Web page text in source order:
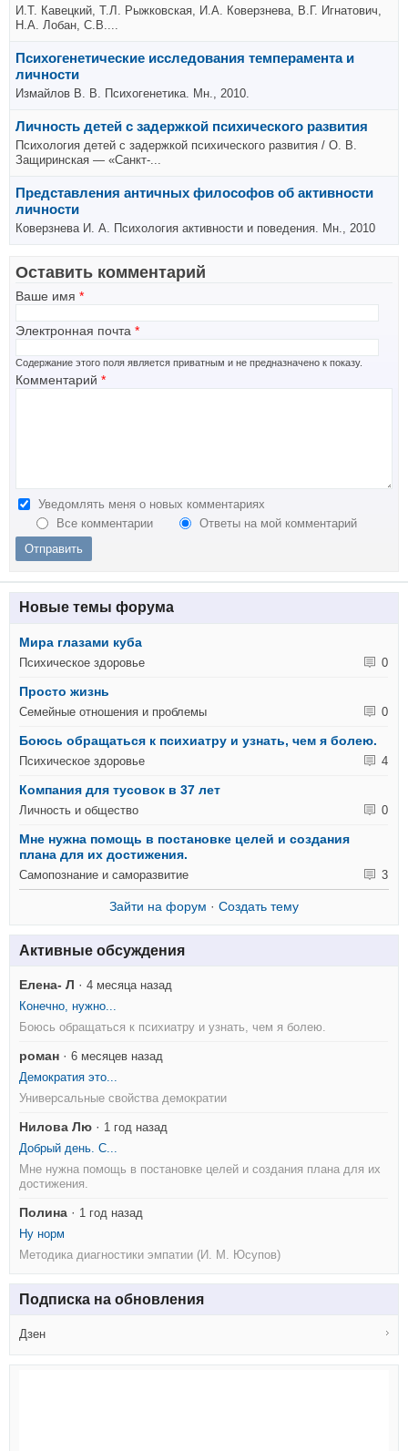
И.Т. Кавецкий, Т.Л. Рыжковская, И.А. Коверзнева, В.Г. Игнатович,
Н.А. Лобан, С.В....
Психогенетические исследования темперамента и
личности
Измайлов В. В. Психогенетика. Мн., 2010.
Личность детей с задержкой психического развития
Психология детей c задержкой психического развития / О. В.
Защиринская — «Санкт-...
Представления античных философов об активности
личности
Коверзнева И. А. Психология активности и поведения. Мн., 2010
Оставить комментарий
Ваше имя *
Электронная почта *
Содержание этого поля является приватным и не предназначено к показу.
Комментарий *
Уведомлять меня о новых комментариях
Все комментарии
Ответы на мой комментарий
Новые темы форума
Мира глазами куба
Психическое здоровье 0
Просто жизнь
Семейные отношения и проблемы 0
Боюсь обращаться к психиатру и узнать, чем я болею.
Психическое здоровье 4
Компания для тусовок в 37 лет
Личность и общество 0
Мне нужна помощь в постановке целей и создания
плана для их достижения.
Самопознание и саморазвитие 3
Зайти на форум · Создать тему
Активные обсуждения
Елена- Л ·4 месяца назад
Конечно, нужно...
Боюсь обращаться к психиатру и узнать, чем я болею.
роман ·6 месяцев назад
Демократия это...
Универсальные свойства демократии
Нилова Лю · 1 год назад
Добрый день. С...
Мне нужна помощь в постановке целей и создания плана для их
достижения.
Полина · 1 год назад
Ну норм
Методика диагностики эмпатии (И. М. Юсупов)
Подписка на обновления
Дзен